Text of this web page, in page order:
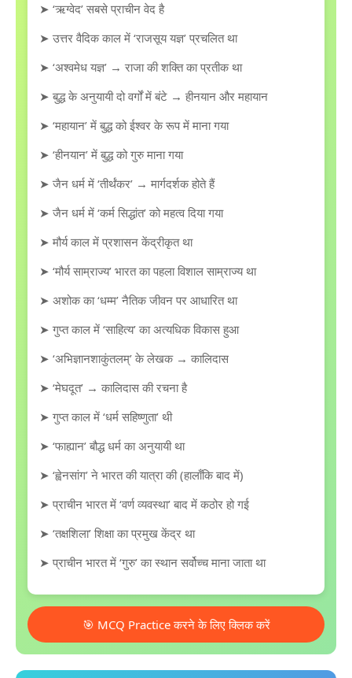
➤ ‘ऋग्वेद’ सबसे प्राचीन वेद है
➤ उत्तर वैदिक काल में ‘राजसूय यज्ञ’ प्रचलित था
➤ ‘अश्वमेध यज्ञ’ → राजा की शक्ति का प्रतीक था
➤ बुद्ध के अनुयायी दो वर्गों में बंटे → हीनयान और महायान
➤ ‘महायान’ में बुद्ध को ईश्वर के रूप में माना गया
➤ ‘हीनयान’ में बुद्ध को गुरु माना गया
➤ जैन धर्म में ‘तीर्थंकर’ → मार्गदर्शक होते हैं
➤ जैन धर्म में ‘कर्म सिद्धांत’ को महत्व दिया गया
➤ मौर्य काल में प्रशासन केंद्रीकृत था
➤ ‘मौर्य साम्राज्य’ भारत का पहला विशाल साम्राज्य था
➤ अशोक का ‘धम्म’ नैतिक जीवन पर आधारित था
➤ गुप्त काल में ‘साहित्य’ का अत्यधिक विकास हुआ
➤ ‘अभिज्ञानशाकुंतलम्’ के लेखक → कालिदास
➤ ‘मेघदूत’ → कालिदास की रचना है
➤ गुप्त काल में ‘धर्म सहिष्णुता’ थी
➤ ‘फाह्यान’ बौद्ध धर्म का अनुयायी था
➤ ‘ह्वेनसांग’ ने भारत की यात्रा की (हालाँकि बाद में)
➤ प्राचीन भारत में ‘वर्ण व्यवस्था’ बाद में कठोर हो गई
➤ ‘तक्षशिला’ शिक्षा का प्रमुख केंद्र था
➤ प्राचीन भारत में ‘गुरु’ का स्थान सर्वोच्च माना जाता था
🎯 MCQ Practice करने के लिए क्लिक करें